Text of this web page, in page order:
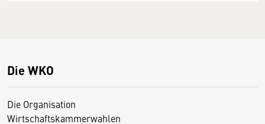
Die WKO
Die Organisation
Wirtschaftskammerwahlen